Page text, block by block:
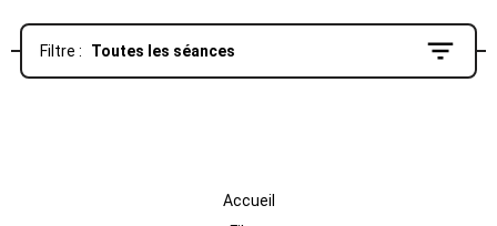
Filtre : Toutes les séances
Accueil